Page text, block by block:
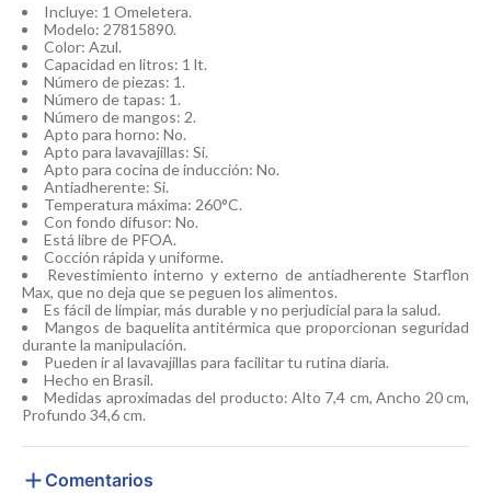
Incluye: 1 Omeletera.
Modelo: 27815890.
Color: Azul.
Capacidad en litros: 1 lt.
Número de piezas: 1.
Número de tapas: 1.
Número de mangos: 2.
Apto para horno: No.
Apto para lavavajillas: Si.
Apto para cocina de inducción: No.
Antiadherente: Si.
Temperatura máxima: 260°C.
Con fondo difusor: No.
Está libre de PFOA.
Cocción rápida y uniforme.
Revestimiento interno y externo de antiadherente Starflon
Max, que no deja que se peguen los alimentos.
Es fácil de limpiar, más durable y no perjudicial para la salud.
Mangos de baquelita antitérmica que proporcionan seguridad
durante la manipulación.
Pueden ir al lavavajillas para facilitar tu rutina diaria.
Hecho en Brasil.
Medidas aproximadas del producto: Alto 7,4 cm, Ancho 20 cm,
Profundo 34,6 cm.
Comentarios